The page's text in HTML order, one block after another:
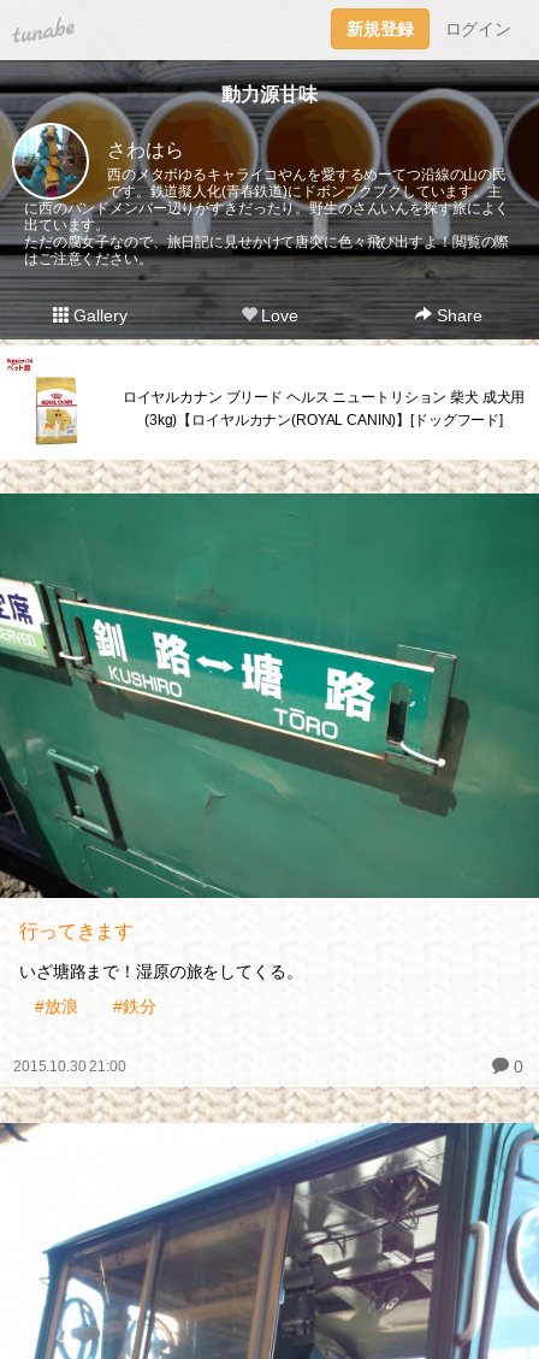
tuna.be 新規登録 ログイン
動力源甘味
さわはら
西のメタボゆるキャライコやんを愛するめーてつ沿線の山の民
です。鉄道擬人化(青春鉄道)にドボンブクブクしています。主
に西のバンドメンバー辺りがすきだったり。野生のさんいんを探す旅によく
出ています。
ただの腐女子なので、旅日記に見せかけて唐突に色々飛び出すよ！閲覧の際
はご注意ください。
Gallery Love Share
ロイヤルカナン ブリード ヘルス ニュートリション 柴犬 成犬用
(3kg)【ロイヤルカナン(ROYAL CANIN)】[ドッグフード]
行ってきます
いざ塘路まで！湿原の旅をしてくる。
#放浪
#鉄分
2015.10.30 21:00 0